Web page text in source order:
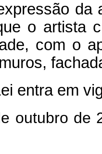
da
o artista
com o
entra em
outubro de